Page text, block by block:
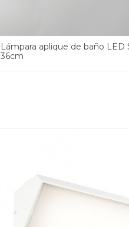
Lámpara aplique de baño LED
36cm